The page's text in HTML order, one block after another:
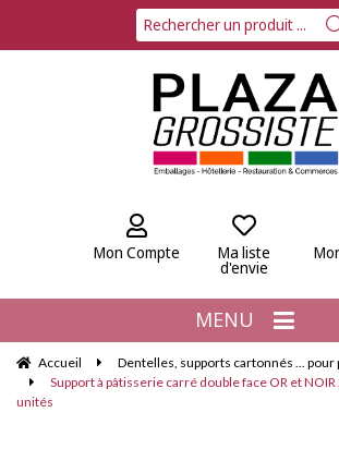
Mon Compte Ma liste
d'envie
MENU
Accueil
Dentelles, supports cartonnés ... pour
Support à pâtisserie carré double face OR et
unités